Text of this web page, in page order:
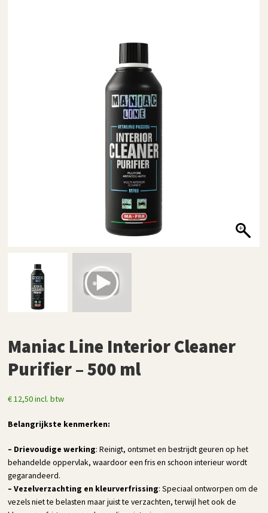
Maniac Line Interior Cleaner
Purifier – 500 ml
€12,50incl. btw
Belangrijkste kenmerken:
– Drievoudige werking: Reinigt, ontsmet en bestrijdt geuren op het
behandelde oppervlak, waardoor een fris en schoon interieur wordt
gegarandeerd.
– Vezelverzachting en kleurverfrissing: Speciaal ontworpen om de
vezels niet te belasten maar juist te verzachten, terwijl het ook de